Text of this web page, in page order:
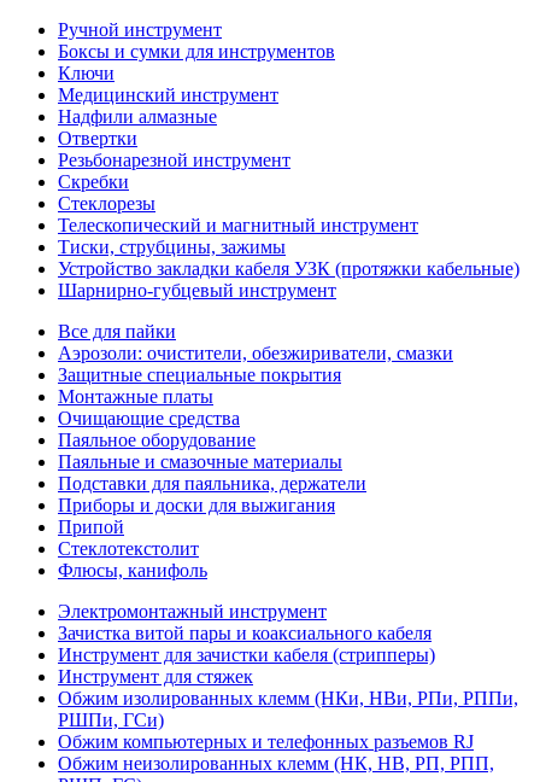
Ручной инструмент
Боксы и сумки для инструментов
Ключи
Медицинский инструмент
Надфили алмазные
Отвертки
Резьбонарезной инструмент
Скребки
Стеклорезы
Телескопический и магнитный инструмент
Тиски, струбцины, зажимы
Устройство закладки кабеля УЗК (протяжки кабельные)
Шарнирно-губцевый инструмент
Все для пайки
Аэрозоли: очистители, обезжириватели, смазки
Защитные специальные покрытия
Монтажные платы
Очищающие средства
Паяльное оборудование
Паяльные и смазочные материалы
Подставки для паяльника, держатели
Приборы и доски для выжигания
Припой
Стеклотекстолит
Флюсы, канифоль
Электромонтажный инструмент
Зачистка витой пары и коаксиального кабеля
Инструмент для зачистки кабеля (стрипперы)
Инструмент для стяжек
Обжим изолированных клемм (НКи, НВи, РПи, РППи,
РШПи, ГСи)
Обжим компьютерных и телефонных разъемов RJ
Обжим неизолированных клемм (НК, НВ, РП, РПП,